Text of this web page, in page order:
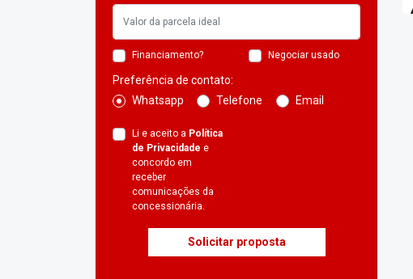
Financiamento? Negociar usado
Preferência de contato:
Whatsapp
Telefone Email
Li e aceito a Política
de Privacidade e
concordo em
receber
comunicações da
concessionária.
Solicitar proposta